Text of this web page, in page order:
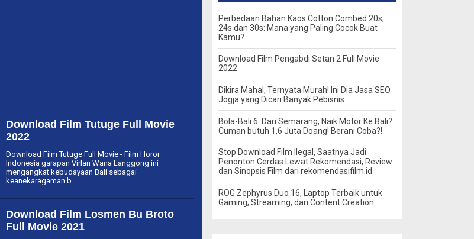
Download Film Tutuge Full Movie
2022
Download Film Tutuge Full Movie - Film Horor
Indonesia garapan Virlan Wana Langgong ini
mengangkat kebudayaan Bali sebagai
keanekaragaman b...
Download Film Losmen Bu Broto
Full Movie 2021
Perbedaan Bahan Kaos Cotton Combed 20s,
24s dan 30s: Mana yang Paling Cocok Buat
Kamu?
Download Film Pengabdi Setan 2 Full Movie
2022
Dikira Mahal, Ternyata Murah! Ini Dia Jasa SEO
Jogja yang Dicari Banyak Pebisnis
Bola-Bali 6: Dari Semarang, Naik Motor Ke Bali?
Cuman butuh 1,6 Juta Doang! Berani Coba?!
Stop Download Film Ilegal, Saatnya Jadi
Penonton Cerdas Lewat Rekomendasi, Review
dan Sinopsis Film dari rekomendasifilm.id
ROG Zephyrus Duo 16, Laptop Terbaik untuk
Gaming, Streaming, dan Content Creation